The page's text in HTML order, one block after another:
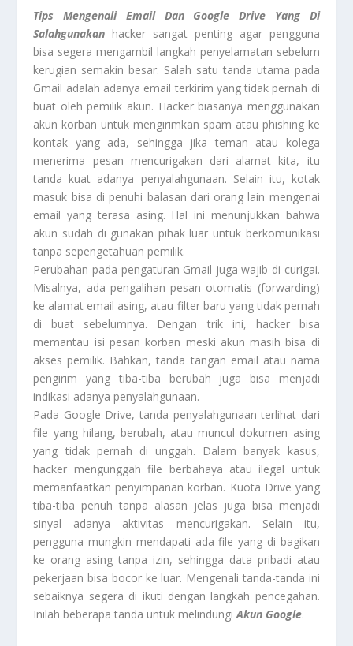
Tips Mengenali Email Dan Google Drive Yang Di
Salahgunakan hacker sangat penting agar pengguna
bisa segera mengambil langkah penyelamatan sebelum
kerugian semakin besar. Salah satu tanda utama pada
Gmail adalah adanya email terkirim yang tidak pernah di
buat oleh pemilik akun. Hacker biasanya menggunakan
akun korban untuk mengirimkan spam atau phishing ke
kontak yang ada, sehingga jika teman atau kolega
menerima pesan mencurigakan dari alamat kita, itu
tanda kuat adanya penyalahgunaan. Selain itu, kotak
masuk bisa di penuhi balasan dari orang lain mengenai
email yang terasa asing. Hal ini menunjukkan bahwa
akun sudah di gunakan pihak luar untuk berkomunikasi
tanpa sepengetahuan pemilik.
Perubahan pada pengaturan Gmail juga wajib di curigai.
Misalnya, ada pengalihan pesan otomatis (forwarding)
ke alamat email asing, atau filter baru yang tidak pernah
di buat sebelumnya. Dengan trik ini, hacker bisa
memantau isi pesan korban meski akun masih bisa di
akses pemilik. Bahkan, tanda tangan email atau nama
pengirim yang tiba-tiba berubah juga bisa menjadi
indikasi adanya penyalahgunaan.
Pada Google Drive, tanda penyalahgunaan terlihat dari
file yang hilang, berubah, atau muncul dokumen asing
yang tidak pernah di unggah. Dalam banyak kasus,
hacker mengunggah file berbahaya atau ilegal untuk
memanfaatkan penyimpanan korban. Kuota Drive yang
tiba-tiba penuh tanpa alasan jelas juga bisa menjadi
sinyal adanya aktivitas mencurigakan. Selain itu,
pengguna mungkin mendapati ada file yang di bagikan
ke orang asing tanpa izin, sehingga data pribadi atau
pekerjaan bisa bocor ke luar. Mengenali tanda-tanda ini
sebaiknya segera di ikuti dengan langkah pencegahan.
Inilah beberapa tanda untuk melindungiAkun Google.